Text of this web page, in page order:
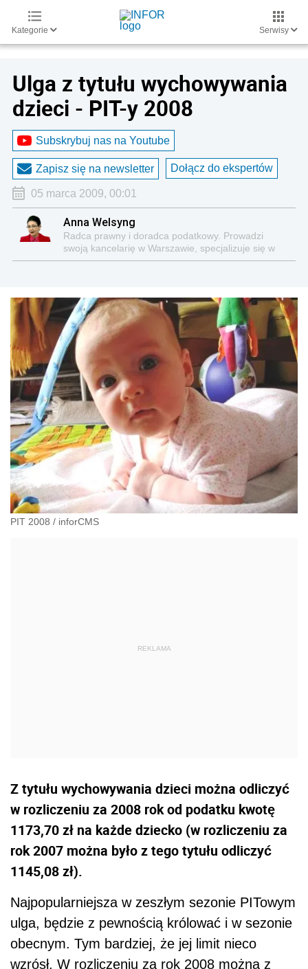
Kategorie Serwisy
Ulga z tytułu wychowywania
dzieci - PIT-y 2008
Subskrybuj nas na Youtube
Zapisz się na newsletter Dołącz do ekspertów
05 marca 2009, 00:01
Anna Welsyng
Radca prawny i doradca podatkowy. Prowadzi
swoją kancelarię w Warszawie, specjalizuje się w
kompleksowej obsłudze podatkowo-księgowej firm i
PIT 2008 / inforCMS
Z tytułu wychowywania dzieci można odliczyć
w rozliczeniu za 2008 rok od podatku kwotę
1173,70 zł na każde dziecko (w rozliczeniu za
rok 2007 można było z tego tytułu odliczyć
1145,08 zł).
Najpopularniejsza w zeszłym sezonie PITowym
ulga, będzie z pewnością królować i w sezonie
obecnym. Tym bardziej, że jej limit nieco
wzrósł. W rozliczeniu za rok 2008 można z